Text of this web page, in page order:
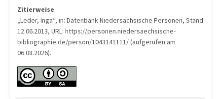
Zitierweise
„Leder, Inga“, in: Datenbank Niedersächsische Personen, Stand
12.06.2013, URL: https://personen.niedersaechsische-
bibliographie.de/person/1043141111/ (aufgerufen am
06.08.2026).